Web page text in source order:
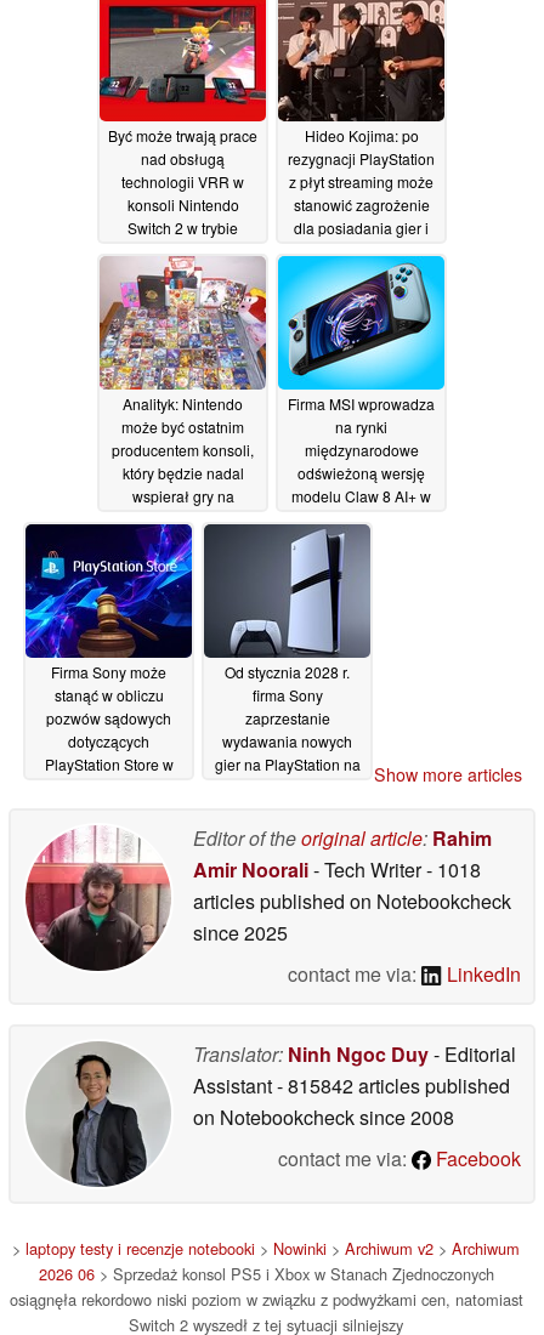
podwyżka cen23/07/2026
wyświetlaczem OLED
13/07/2026
Być może trwają prace
nad obsługą
technologii VRR w
konsoli Nintendo
Switch 2 w trybie
11/07/2026
Hideo Kojima: po
rezygnacji PlayStation
z płyt streaming może
stanowić zagrożenie
dla posiadania gier i
07/07/2026
Analityk: Nintendo
może być ostatnim
producentem konsoli,
który będzie nadal
wspierał gry na
po tym, jak Sony
zrezygnowało z płyt
06/07/2026
Firma MSI wprowadza
na rynki
międzynarodowe
odświeżoną wersję
modelu Claw 8 AI+ w
Blue Edition
Firma Sony może
stanąć w obliczu
pozwów sądowych
dotyczących
PlayStation Store w
nośników fizycznych
na format cyfrowy
02/07/2026
Od stycznia 2028 r.
firma Sony
zaprzestanie
wydawania nowych
gier na PlayStation na
Show more articles
Editor of theoriginal article: Rahim
Amir Noorali- Tech Writer- 1018
articles published on Notebookcheck
since 2025
contact me via:
LinkedIn
Translator: Ninh Ngoc Duy- Editorial
Assistant- 815842 articles published
on Notebookchecksince 2008
contact me via:
Facebook
> laptopy testy i recenzje notebooki > Nowinki > Archiwum v2 > Archiwum
2026 06> Sprzedaż konsol PS5 i Xbox w Stanach Zjednoczonych
osiągnęła rekordowo niski poziom w związku z podwyżkami cen, natomiast
Switch 2 wyszedł z tej sytuacji silniejszy